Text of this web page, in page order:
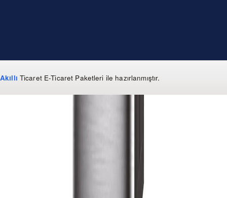
Akıllı Ticaret E-Ticaret Paketleri ile hazırlanmıştır.